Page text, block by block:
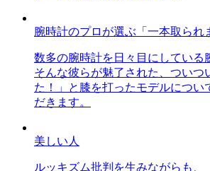
腕時計のプロが選ぶ「一本取られ
数多の腕時計を日々目にしている
そんな彼らが魅了された、ついつ
た！」と膝を打ったモデルについ
だきます。
美しい人
ルッキズム批判を生みながらも、